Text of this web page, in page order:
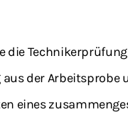
die
der
eines